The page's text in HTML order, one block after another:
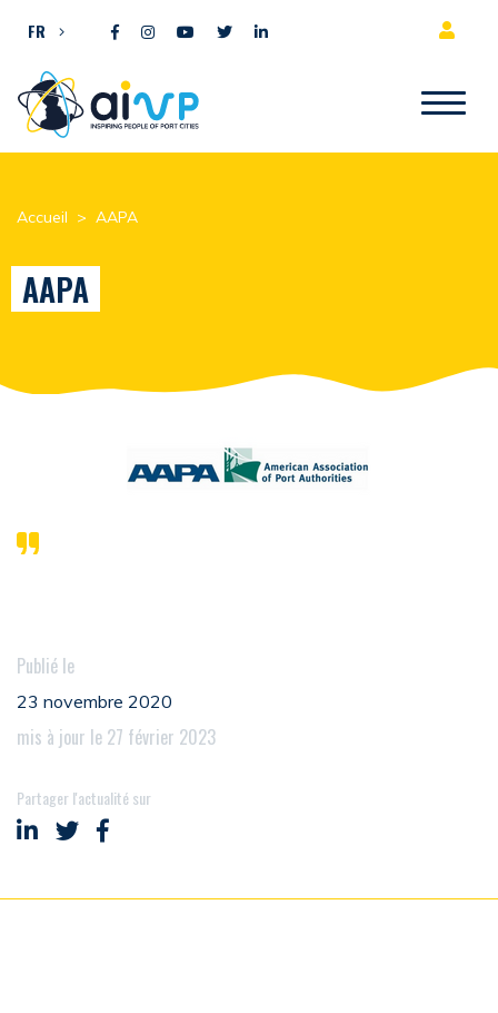
FR
Accueil > AAPA
AAPA
Publié le
23 novembre 2020
mis à jour le 27 février 2023
Partager l'actualité sur
Partager sur LinkedIn
Partager sur Twitter
Partager sur Facebook